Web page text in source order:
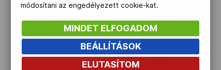
irányítása mellett zajlott.
módosítani az engedélyezett cookie-kat.
MINDET ELFOGADOM
BEÁLLÍTÁSOK
ELUTASÍTOM